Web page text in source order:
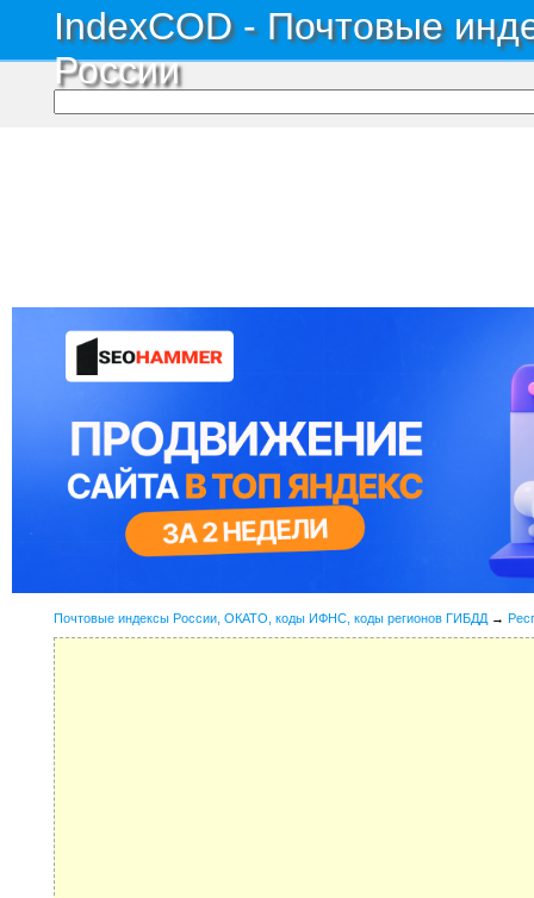
IndexCOD - Почтовые
России
Почтовые индексы России, ОКАТО, коды ИФНС, коды регионов ГИБДД →